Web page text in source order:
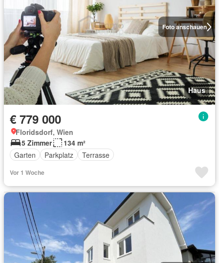
Foto anschauen
Haus
€ 779 000
Floridsdorf, Wien
5 Zimmer
134 m²
Garten
Parkplatz Terrasse
Vor 1 Woche